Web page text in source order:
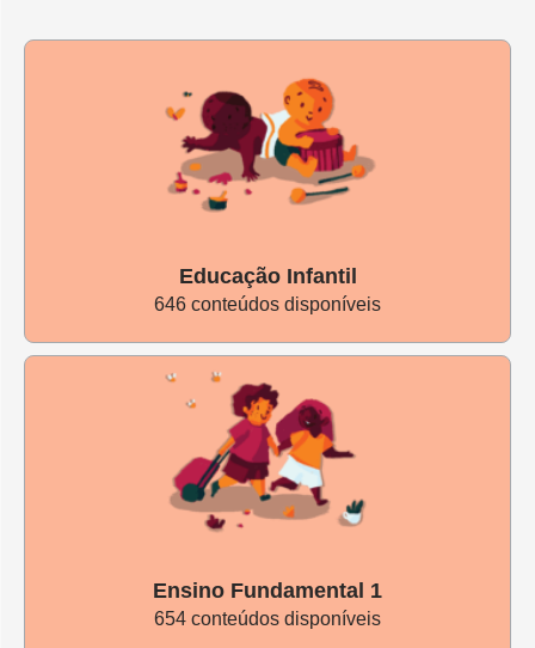
Este conteúdo está aberto para todos os educadores como
um presente de NOVA ESCOLA. Outras caixas de
são exclusivas para assinantes. Caso queira ler
mais e ainda não tenha uma assinatura, clique no botão
QUERO ASSINAR!
Educação Infantil
646 conteúdos disponíveis
Ensino Fundamental 1
654 conteúdos disponíveis